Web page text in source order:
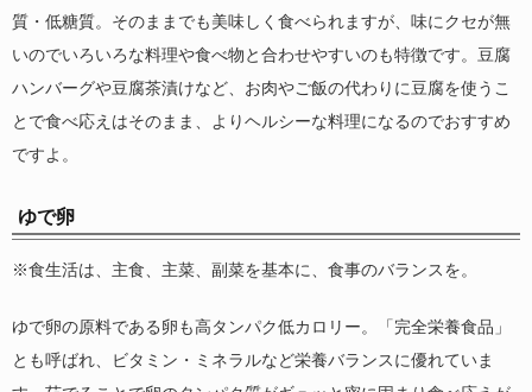
質・低糖質。そのままでも美味しく食べられますが、味にクセが無
いのでいろいろな料理や食べ物と合わせやすいのも特徴です。豆腐
ハンバーグや豆腐茶漬けなど、お肉やご飯の代わりに豆腐を使うこ
とで食べ応えはそのまま、よりヘルシーな料理になるのでおすすめ
ですよ。
ゆで卵
※食生活は、主食、主菜、副菜を基本に、食事のバランスを。
ゆで卵の原料である卵も高タンパク低カロリー。「完全栄養食品」
とも呼ばれ、ビタミン・ミネラルなど栄養バランスに優れていま